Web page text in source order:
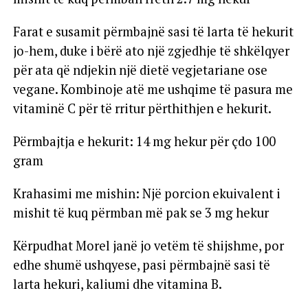
Farat e susamit përmbajnë sasi të larta të hekurit
jo-hem, duke i bërë ato një zgjedhje të shkëlqyer
për ata që ndjekin një dietë vegjetariane ose
vegane. Kombinoje atë me ushqime të pasura me
vitaminë C për të rritur përthithjen e hekurit.
Përmbajtja e hekurit: 14 mg hekur për çdo 100
gram
Krahasimi me mishin: Një porcion ekuivalent i
mishit të kuq përmban më pak se 3 mg hekur
Kërpudhat Morel janë jo vetëm të shijshme, por
edhe shumë ushqyese, pasi përmbajnë sasi të
larta hekuri, kaliumi dhe vitamina B.